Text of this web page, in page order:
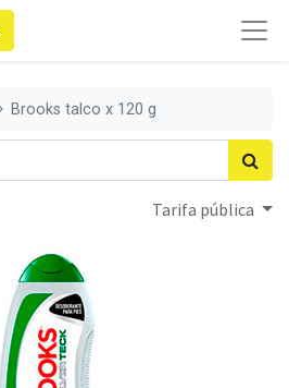
Brooks talco x 120 g
Tarifa pública